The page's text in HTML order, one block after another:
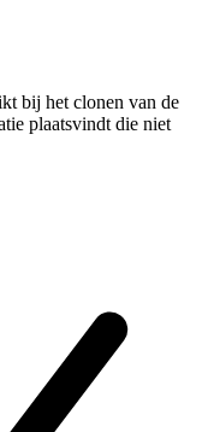
bij het clonen van de
plaatsvindt die niet